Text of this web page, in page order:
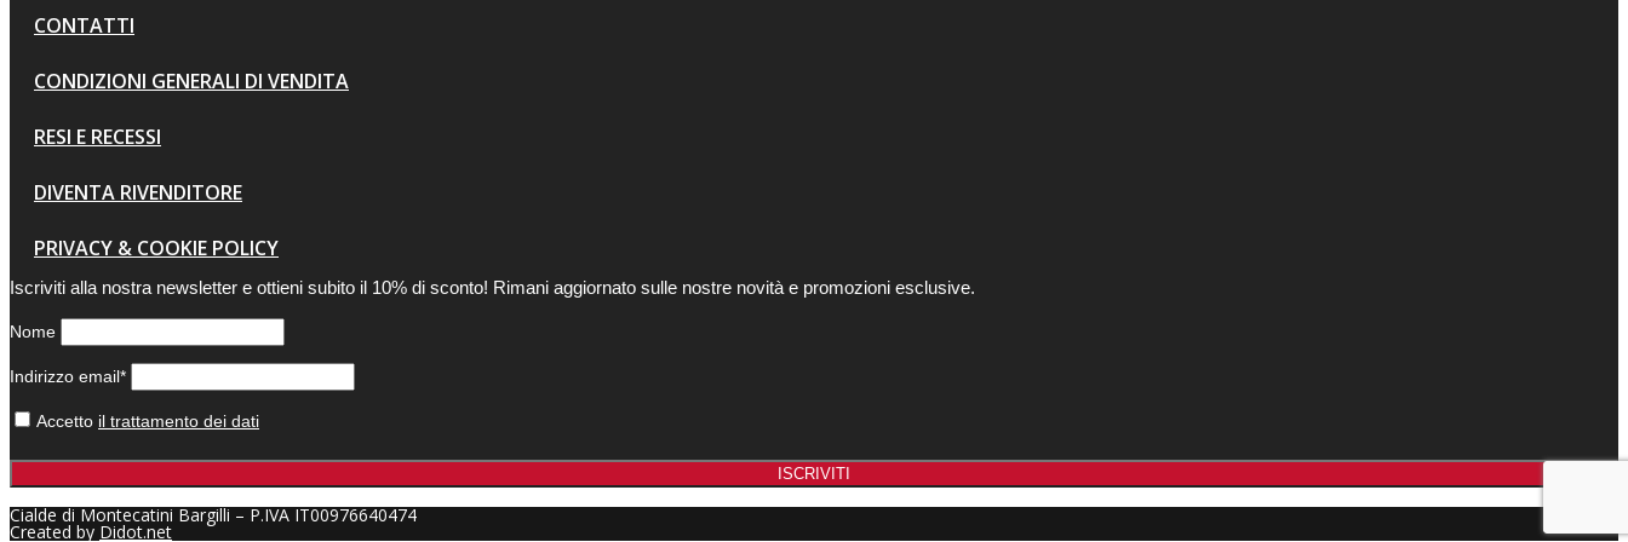
CONTATTI
CONDIZIONI GENERALI DI VENDITA
RESI E RECESSI
DIVENTA RIVENDITORE
PRIVACY & COOKIE POLICY
Iscriviti alla nostra newsletter e ottieni subito il 10% di sconto! Rimani aggiornato sulle nostre novità e promozioni esclusive.
Nome
Indirizzo email*
Accetto il trattamento dei dati
Cialde di Montecatini Bargilli – P.IVA IT00976640474
Created by Didot.net